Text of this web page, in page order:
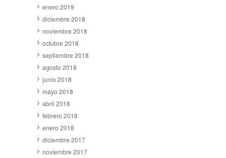
enero 2019
diciembre 2018
noviembre 2018
octubre 2018
septiembre 2018
agosto 2018
junio 2018
mayo 2018
abril 2018
febrero 2018
enero 2018
diciembre 2017
noviembre 2017